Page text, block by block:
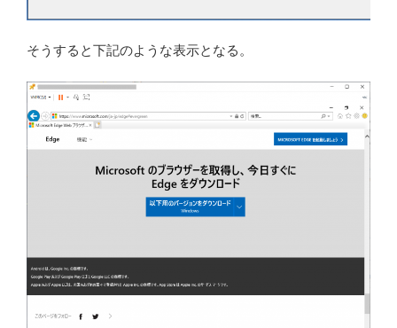
そうすると下記のような表示となる。